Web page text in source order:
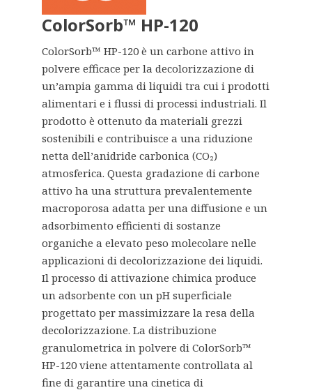
ColorSorb™ HP-120
ColorSorb™ HP-120 è un carbone attivo in
polvere efficace per la decolorizzazione di
un’ampia gamma di liquidi tra cui i prodotti
alimentari e i flussi di processi industriali. Il
prodotto è ottenuto da materiali grezzi
sostenibili e contribuisce a una riduzione
netta dell’anidride carbonica (CO₂)
atmosferica. Questa gradazione di carbone
attivo ha una struttura prevalentemente
macroporosa adatta per una diffusione e un
adsorbimento efficienti di sostanze
organiche a elevato peso molecolare nelle
applicazioni di decolorizzazione dei liquidi.
Il processo di attivazione chimica produce
un adsorbente con un pH superficiale
progettato per massimizzare la resa della
decolorizzazione. La distribuzione
granulometrica in polvere di ColorSorb™
HP-120 viene attentamente controllata al
fine di garantire una cinetica di